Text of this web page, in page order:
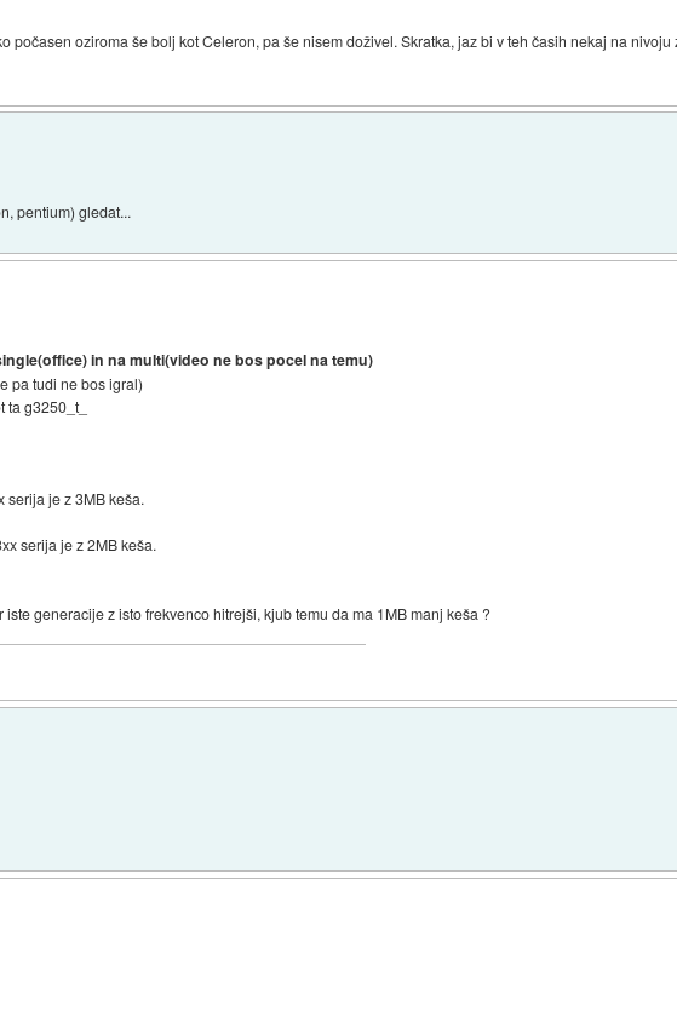
počasen oziroma še bolj kot Celeron, pa še nisem doživel. Skratka, jaz bi v teh časih nekaj na
pentium) gledat...
in na multi(video ne bos pocel na temu)
pa tudi ne bos igral)
g3250_t_
serija je z 3MB keša.
serija je z 2MB keša.
generacije z isto frekvenco hitrejši, kjub temu da ma 1MB manj keša ?